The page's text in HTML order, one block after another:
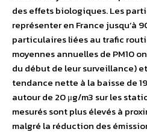
des effets biologiques. Les
représenter en France jusqu’à
particulaires liées au trafic
moyennes annuelles de PM10
du début de leur surveillance) et
tendance nette à la baisse de
autour de 20 μg/m3 sur les
mesurés sont plus élevés à
malgré la réduction des